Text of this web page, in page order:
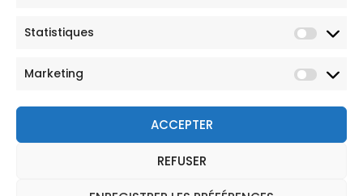
Statistiques
Marketing
ACCEPTER
REFUSER